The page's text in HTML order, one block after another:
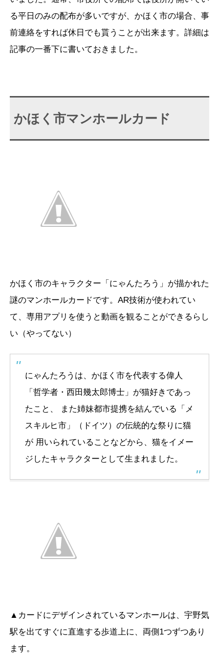
る平日のみの配布が多いですが、かほく市の場合、事
前連絡をすれば休日でも貰うことが出来ます。詳細は
記事の一番下に書いておきました。
かほく市マンホールカード
かほく市のキャラクター「にゃんたろう」が描かれた
謎のマンホールカードです。AR技術が使われてい
て、専用アプリを使うと動画を観ることができるらし
い（やってない）
にゃんたろうは、かほく市を代表する偉人
「哲学者・西田幾太郎博士」が猫好きであっ
たこと、 また姉妹都市提携を結んでいる「メ
スキルヒ市」（ドイツ）の伝統的な祭りに猫
が 用いられていることなどから、猫をイメー
ジしたキャラクターとして生まれました。
▲カードにデザインされているマンホールは、宇野気
駅を出てすぐに直進する歩道上に、両側1つずつあり
ます。